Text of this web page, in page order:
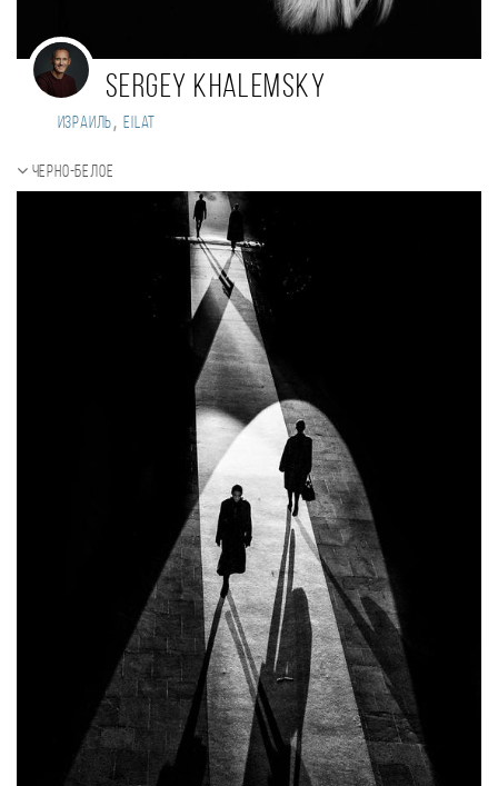
Sergey Khalemsky
Израиль, Eilat
Черно-белое